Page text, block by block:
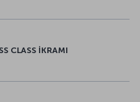
CLASS İKRAMI